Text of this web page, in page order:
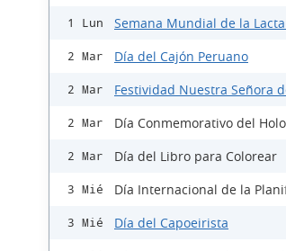
1 Lun Semana Mundial de la
2 Mar Día del Cajón Peruano
2 Mar Festividad Nuestra Señora
2 Mar Día Conmemorativo del
2 Mar Día del Libro para Colorear
3 Mié Día Internacional de la
3 Mié Día del Capoeirista